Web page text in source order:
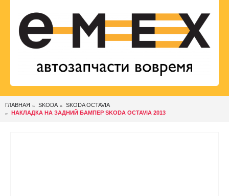
ГЛАВНАЯ SKODA
SKODA OCTAVIA
НАКЛАДКА НА ЗАДНИЙ БАМПЕР SKODA OCTAVIA 2013